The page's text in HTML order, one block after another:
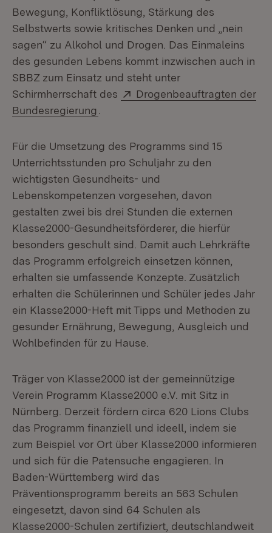
Bewegung, Konfliktlösung, Stärkung des
Selbstwerts sowie kritisches Denken und „nein
sagen“ zu Alkohol und Drogen. Das Einmaleins
des gesunden Lebens kommt inzwischen auch in
SBBZ zum Einsatz und steht unter
Schirmherrschaft des
Extern:
Drogenbeauftragten der
Bundesregierung
Für die Umsetzung des Programms sind 15
Unterrichtsstunden pro Schuljahr zu den
wichtigsten Gesundheits- und
Lebenskompetenzen vorgesehen, davon
gestalten zwei bis drei Stunden die externen
Klasse2000-Gesundheitsförderer, die hierfür
besonders geschult sind. Damit auch Lehrkräfte
das Programm erfolgreich einsetzen können,
erhalten sie umfassende Konzepte. Zusätzlich
erhalten die Schülerinnen und Schüler jedes Jahr
ein Klasse2000-Heft mit Tipps und Methoden zu
gesunder Ernährung, Bewegung, Ausgleich und
Wohlbefinden für zu Hause.
Träger von Klasse2000 ist der gemeinnützige
Verein Programm Klasse2000 e.V. mit Sitz in
Nürnberg. Derzeit fördern circa 620 Lions Clubs
das Programm finanziell und ideell, indem sie
zum Beispiel vor Ort über Klasse2000 informieren
und sich für die Patensuche engagieren. In
Baden-Württemberg wird das
Präventionsprogramm bereits an 563 Schulen
eingesetzt, davon sind 64 Schulen als
Klasse2000-Schulen zertifiziert, deutschlandweit